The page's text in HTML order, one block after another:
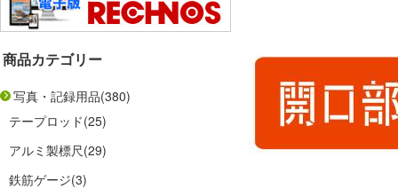
商品カテゴリー
写真・記録用品(380)
テープロッド(25)
アルミ製標尺(29)
鉄筋ゲージ(3)